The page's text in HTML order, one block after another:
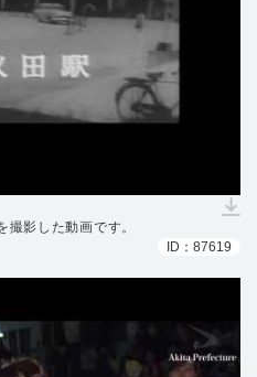
影した動画です。
ID：87619